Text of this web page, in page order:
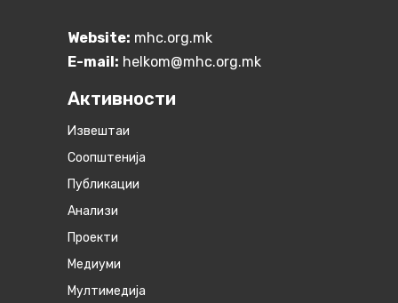
Website: mhc.org.mk
E-mail: helkom@mhc.org.mk
Активности
Извештаи
Соопштенија
Публикации
Анализи
Проекти
Медиуми
Мултимедија